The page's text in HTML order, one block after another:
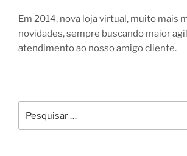
Em 2014, nova loja virtual, muito mais
novidades, sempre buscando maior
atendimento ao nosso amigo cliente.
Pesquisar
por: